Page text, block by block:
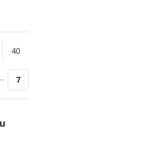
40
7